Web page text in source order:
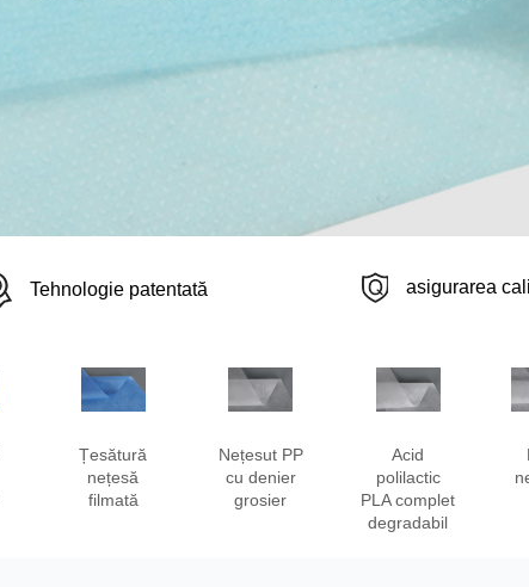
Tehnologie patentată asigurarea
Țesătură
nețesă
filmată
Nețesut PP
cu denier
grosier
Acid
polilactic
PLA complet
degradabil